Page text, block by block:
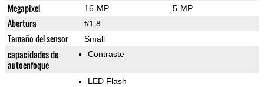
Megapixel 16-MP 5-MP
Abertura f/1.8
Tamaño del sensor Small
capacidades de
autoenfoque
Contraste
LED Flash